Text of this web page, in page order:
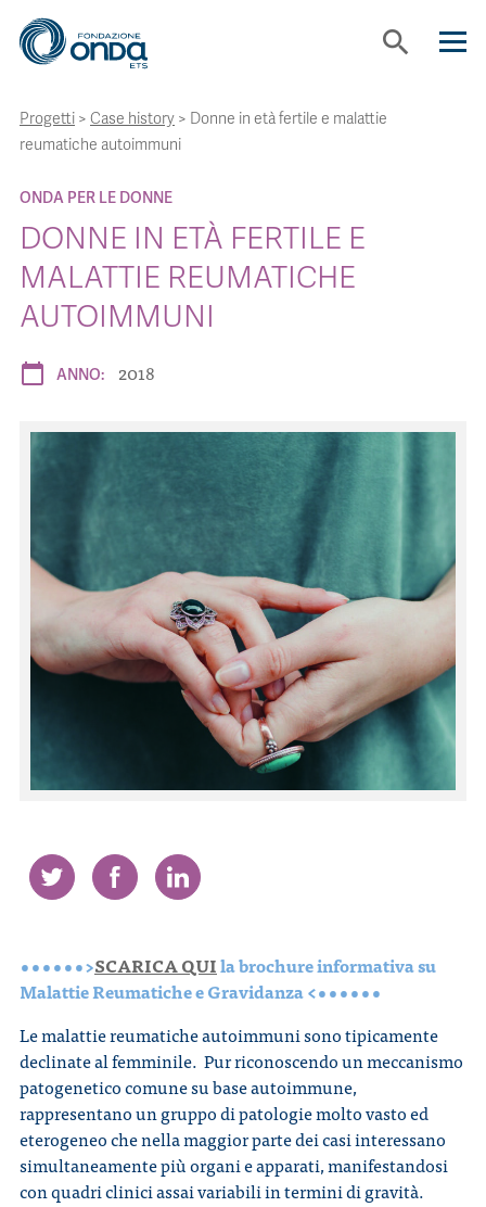
search
CHI SIAMO
CON CHI LAVORIAMO
STRUMENTI
Progetti > Case history > Donne in età fertile e malattie
reumatiche autoimmuni
ONDA PER LE DONNE
DONNE IN ETÀ FERTILE E
MALATTIE REUMATICHE
AUTOIMMUNI
calendar_today ANNO: 2018
••••••>SCARICA QUIla brochure informativa su
Malattie Reumatiche e Gravidanza <••••••
Le malattie reumatiche autoimmuni sono tipicamente
declinate al femminile. Pur riconoscendo un meccanismo
patogenetico comune su base autoimmune,
rappresentano un gruppo di patologie molto vasto ed
eterogeneo che nella maggior parte dei casi interessano
simultaneamente più organi e apparati, manifestandosi
con quadri clinici assai variabili in termini di gravità.